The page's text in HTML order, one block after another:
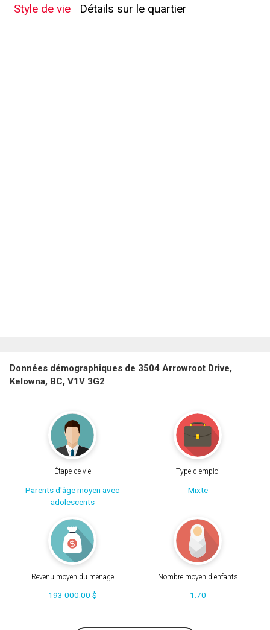
Style de vie Détails sur le quartier
Données démographiques de 3504 Arrowroot Drive,
Kelowna, BC, V1V 3G2
Étape de vie
Parents d'âge moyen avec
adolescents
Type d'emploi
Mixte
Revenu moyen du ménage
193 000.00 $
Nombre moyen d'enfants
1.70